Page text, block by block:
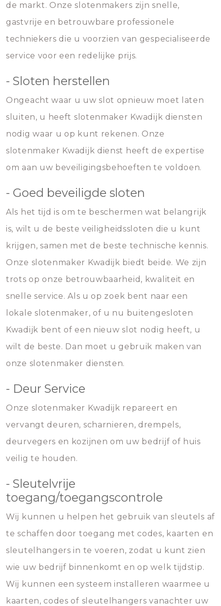
de markt. Onze slotenmakers zijn snelle,
gastvrije en betrouwbare professionele
techniekers die u voorzien van gespecialiseerde
service voor een redelijke prijs.
- Sloten herstellen
Ongeacht waar u uw slot opnieuw moet laten
sluiten, u heeft slotenmaker Kwadijk diensten
nodig waar u op kunt rekenen. Onze
slotenmaker Kwadijk dienst heeft de expertise
om aan uw beveiligingsbehoeften te voldoen.
- Goed beveiligde sloten
Als het tijd is om te beschermen wat belangrijk
is, wilt u de beste veiligheidssloten die u kunt
krijgen, samen met de beste technische kennis.
Onze slotenmaker Kwadijk biedt beide. We zijn
trots op onze betrouwbaarheid, kwaliteit en
snelle service. Als u op zoek bent naar een
lokale slotenmaker, of u nu buitengesloten
Kwadijk bent of een nieuw slot nodig heeft, u
wilt de beste. Dan moet u gebruik maken van
onze slotenmaker diensten.
- Deur Service
Onze slotenmaker Kwadijk repareert en
vervangt deuren, scharnieren, drempels,
deurvegers en kozijnen om uw bedrijf of huis
veilig te houden.
- Sleutelvrije
toegang/toegangscontrole
Wij kunnen u helpen het gebruik van sleutels af
te schaffen door toegang met codes, kaarten en
sleutelhangers in te voeren, zodat u kunt zien
wie uw bedrijf binnenkomt en op welk tijdstip.
Wij kunnen een systeem installeren waarmee u
kaarten, codes of sleutelhangers vanachter uw